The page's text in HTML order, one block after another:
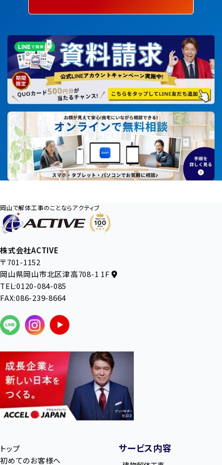
岡山で解体工事のことならアクティブ
株式会社ACTIVE
〒701-1152
岡山県岡山市北区津高708-1 1F
TEL:0120-084-085
FAX:086-239-8664
トップ
初めてのお客様へ
サービス内容